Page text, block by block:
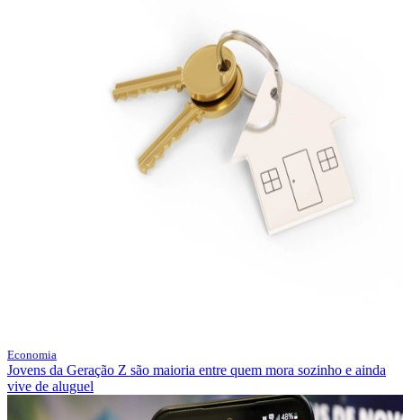
Economia
Jovens da Geração Z são maioria entre quem mora sozinho e ainda
vive de aluguel